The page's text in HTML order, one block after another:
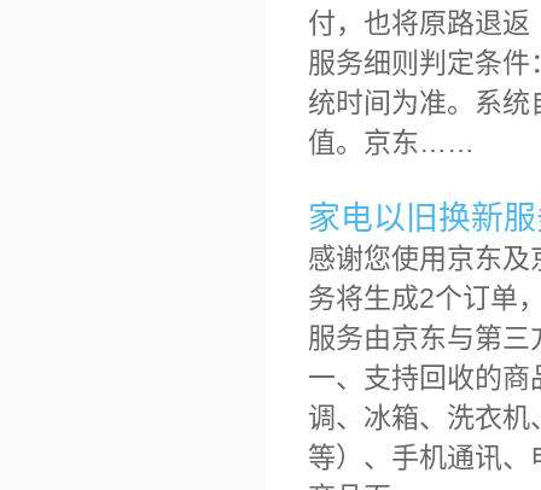
付，也将原路退
服务细则判定条件
统时间为准。系
值。京东……
家电以旧换新
感谢您使用京东
务将生成2个订单
服务由京东与第三
一、支持回收的
调、冰箱、洗衣
等）、手机通讯